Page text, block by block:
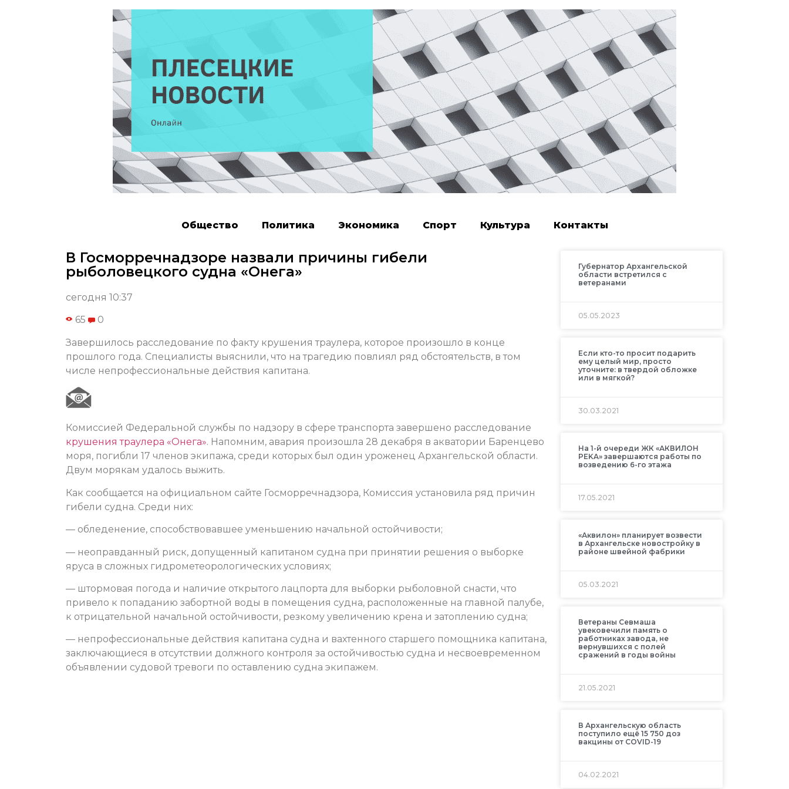
Общество Политика Экономика Спорт Культура Контакты
В Госморречнадзоре назвали причины гибели
рыболовецкого судна «Онега»
сегодня 10:37
65 0
Завершилось расследование по факту крушения траулера, которое произошло в конце
прошлого года. Специалисты выяснили, что на трагедию повлиял ряд обстоятельств, в том
числе непрофессиональные действия капитана.
Комиссией Федеральной службы по надзору в сфере транспорта завершено расследование
крушения траулера «Онега». Напомним, авария произошла 28 декабря в акватории Баренцево
моря, погибли 17 членов экипажа, среди которых был один уроженец Архангельской области.
Двум морякам удалось выжить.
Как сообщается на официальном сайте Госморречнадзора, Комиссия установила ряд причин
гибели судна. Среди них:
— обледенение, способствовавшее уменьшению начальной остойчивости;
— неоправданный риск, допущенный капитаном судна при принятии решения о выборке
яруса в сложных гидрометеорологических условиях;
— штормовая погода и наличие открытого лацпорта для выборки рыболовной снасти, что
привело к попаданию забортной воды в помещения судна, расположенные на главной палубе,
к отрицательной начальной остойчивости, резкому увеличению крена и затоплению судна;
— непрофессиональные действия капитана судна и вахтенного старшего помощника капитана,
заключающиеся в отсутствии должного контроля за остойчивостью судна и несвоевременном
объявлении судовой тревоги по оставлению судна экипажем.
Губернатор Архангельской
области встретился с
ветеранами
05.05.2023
Если кто-то просит подарить
ему целый мир, просто
уточните: в твердой обложке
или в мягкой?
30.03.2021
На 1-й очереди ЖК «АКВИЛОН
РEKA» завершаются работы по
возведению 6-го этажа
17.05.2021
«Аквилон» планирует возвести
в Архангельске новостройку в
районе швейной фабрики
05.03.2021
Ветераны Севмаша
увековечили память о
работниках завода, не
вернувшихся с полей
сражений в годы войны
21.05.2021
В Архангельскую область
поступило ещё 15 750 доз
вакцины от COVID-19
04.02.2021